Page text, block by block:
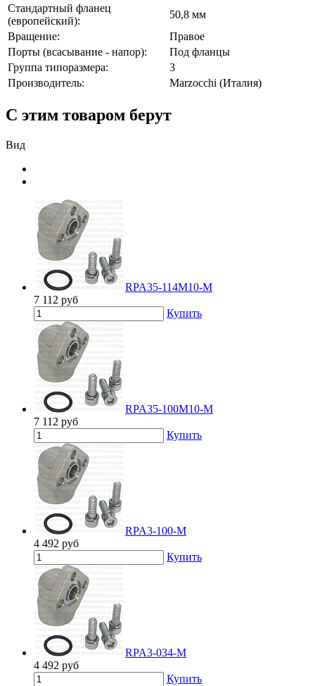
Стандартный фланец
(европейский):
50,8 мм
Вращение:
Правое
Порты (всасывание - напор):
Под фланцы
Группа типоразмера:
3
Производитель:
Marzocchi (Италия)
С этим товаром берут
Вид
RPA35-114M10-M
7 112 руб
Купить
RPA35-100M10-M
7 112 руб
Купить
RPA3-100-M
4 492 руб
Купить
RPA3-034-M
4 492 руб
Купить